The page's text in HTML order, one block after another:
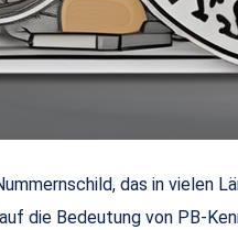
das in
die Bedeutung von PB-